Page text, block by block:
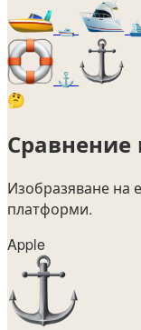
🛥️
⚓
🤔
Изобразяване на
платформи.
Apple